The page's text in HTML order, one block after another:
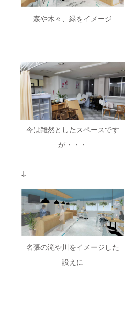
森や木々、緑をイメージ
今は雑然としたスペースです
が・・・
↓
名張の滝や川をイメージした
設えに